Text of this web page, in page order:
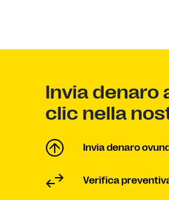
Invia denaro
clic nella
Invia denaro
Verifica